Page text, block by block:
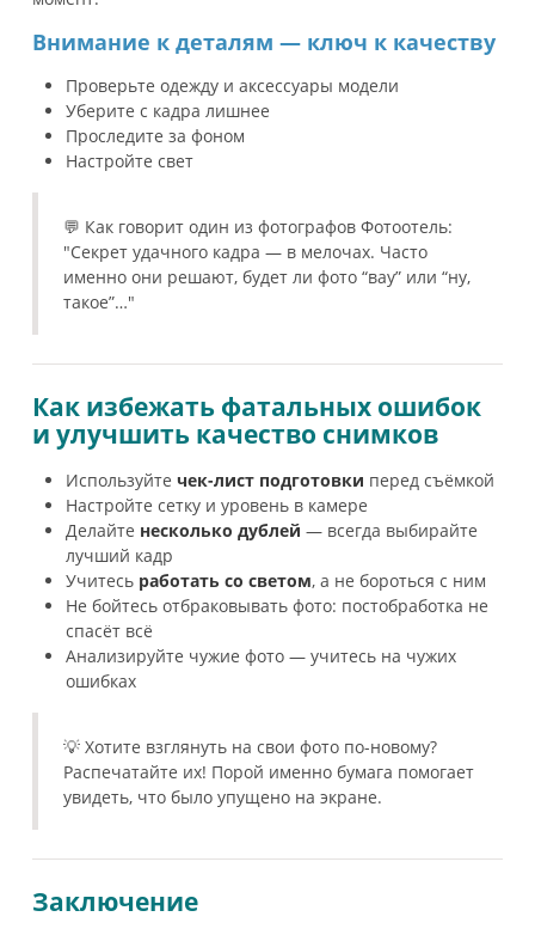
Внимание к деталям — ключ к качеству
Проверьте одежду и аксессуары модели
Уберите с кадра лишнее
Проследите за фоном
Настройте свет
💬 Как говорит один из фотографов Фотоотель:
"Секрет удачного кадра — в мелочах. Часто
именно они решают, будет ли фото “вау” или “ну,
такое”…"
Как избежать фатальных ошибок
и улучшить качество снимков
Используйте чек-лист подготовки перед съёмкой
Настройте сетку и уровень в камере
Делайте несколько дублей — всегда выбирайте
лучший кадр
Учитесь работать со светом, а не бороться с ним
Не бойтесь отбраковывать фото: постобработка не
спасёт всё
Анализируйте чужие фото — учитесь на чужих
ошибках
💡 Хотите взглянуть на свои фото по-новому?
Распечатайте их! Порой именно бумага помогает
увидеть, что было упущено на экране.
Заключение